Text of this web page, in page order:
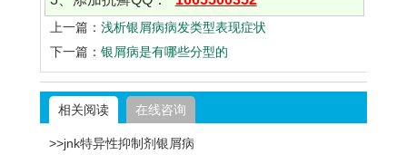
上一篇： 浅析银屑病病发类型表现症状
下一篇： 银屑病是有哪些分型的
相关阅读 在线咨询
>>jnk特异性抑制剂银屑病